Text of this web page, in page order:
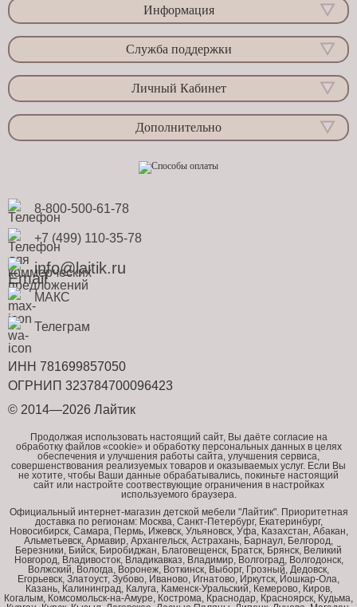
Информация
Служба поддержки
Личный Кабинет
Дополнительно
8-800-500-61-78
+7 (499) 110-35-78
info@laitik.ru
МАКС
Телеграм
ИНН 781699857050
ОГРНИП 323784700096423
© 2014—2026 Лайтик
Продолжая использовать настоящий сайт, Вы даёте согласие на
обработку файлов «cookie» и обработку персональных данных в целях
обеспечения и улучшения работы сайта, улучшения сервиса,
совершенствования реализуемых товаров и оказываемых услуг. Если Вы
не хотите, чтобы Ваши данные обрабатывались, покиньте настоящий
сайт или настройте соотвествующие ограничения в настройках
используемого браузера.
Официальный интернет-магазин детской мебели "Лайтик". Приоритетная
доставка по регионам: Москва, Санкт-Петербург, Екатеринбург,
Новосибирск, Самара, Пермь, Ижевск, Ульяновск, Уфа, Казахстан, Абакан,
Альметьевск, Армавир, Архангельск, Астрахань, Барнаул, Белгород,
Березники, Бийск, Биробиджан, Благовещенск, Братск, Брянск, Великий
Новгород, Владивосток, Владикавказ, Владимир, Волгоград, Волгодонск,
Волжский, Вологда, Воронеж, Воткинск, Выборг, Грозный, Дедовск,
Егорьевск, Златоуст, Зубово, Иваново, Игнатово, Иркутск, Йошкар-Ола,
Казань, Калининград, Калуга, Каменск-Уральский, Кемерово, Киров,
Когалым, Комсомольск-на-Амуре, Кострома, Краснодар, Красноярск, Кудьма,